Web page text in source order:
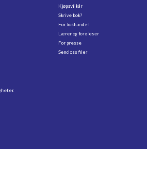
Kjøpsvilkår
Skrive bok?
For bokhandel
Lærer og foreleser
For presse
Send oss filer